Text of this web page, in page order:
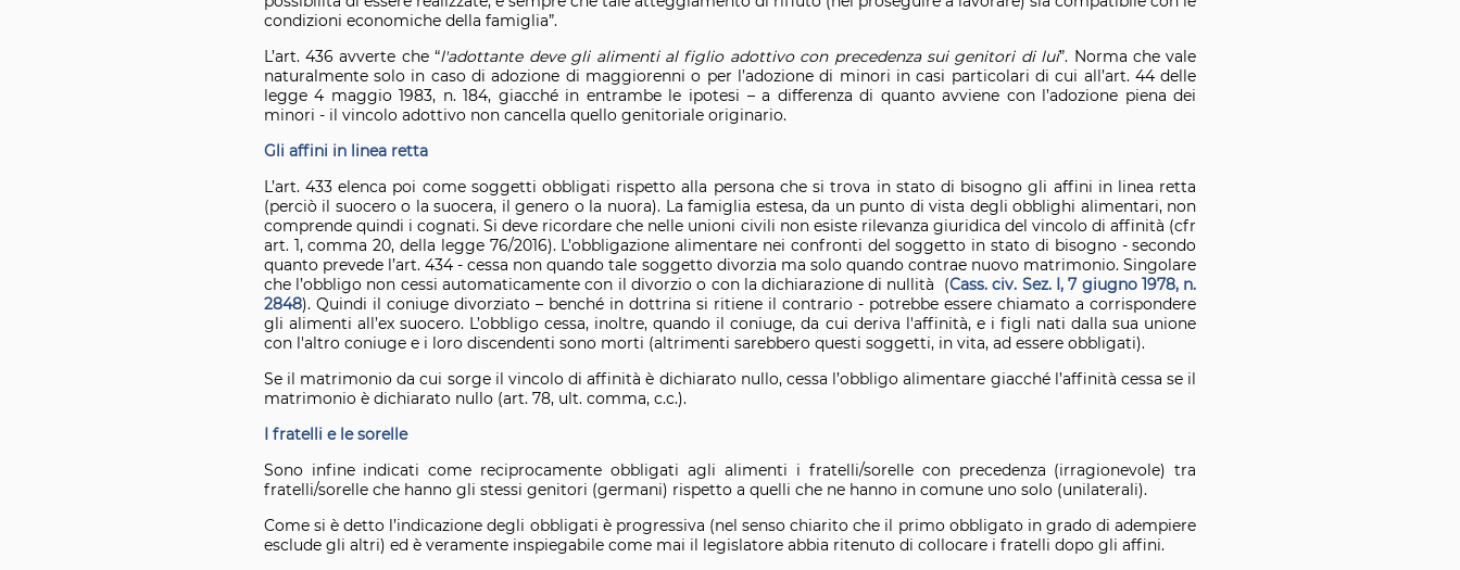
condizioni economiche della famiglia”.
L’art. 436 avverte che “l'adottante deve gli alimenti al figlio adottivo con precedenza sui genitori di lui”. Norma che vale
naturalmente solo in caso di adozione di maggiorenni o per l’adozione di minori in casi particolari di cui all’art. 44 delle
legge 4 maggio 1983, n. 184, giacché in entrambe le ipotesi – a differenza di quanto avviene con l’adozione piena dei
minori - il vincolo adottivo non cancella quello genitoriale originario.
Gli affini in linea retta
L’art. 433 elenca poi come soggetti obbligati rispetto alla persona che si trova in stato di bisogno gli affini in linea retta
(perciò il suocero o la suocera, il genero o la nuora). La famiglia estesa, da un punto di vista degli obblighi alimentari, non
comprende quindi i cognati. Si deve ricordare che nelle unioni civili non esiste rilevanza giuridica del vincolo di affinità (cfr
art. 1, comma 20, della legge 76/2016). L’obbligazione alimentare nei confronti del soggetto in stato di bisogno - secondo
quanto prevede l’art. 434 - cessa non quando tale soggetto divorzia ma solo quando contrae nuovo matrimonio. Singolare
che l’obbligo non cessi automaticamente con il divorzio o con la dichiarazione di nullità (Cass. civ. Sez. I, 7 giugno 1978, n.
2848). Quindi il coniuge divorziato – benché in dottrina si ritiene il contrario - potrebbe essere chiamato a corrispondere
gli alimenti all’ex suocero. L’obbligo cessa, inoltre, quando il coniuge, da cui deriva l'affinità, e i figli nati dalla sua unione
con l'altro coniuge e i loro discendenti sono morti (altrimenti sarebbero questi soggetti, in vita, ad essere obbligati).
Se il matrimonio da cui sorge il vincolo di affinità è dichiarato nullo, cessa l’obbligo alimentare giacché l’affinità cessa se il
matrimonio è dichiarato nullo (art. 78, ult. comma, c.c.).
I fratelli e le sorelle
Sono infine indicati come reciprocamente obbligati agli alimenti i fratelli/sorelle con precedenza (irragionevole) tra
fratelli/sorelle che hanno gli stessi genitori (germani) rispetto a quelli che ne hanno in comune uno solo (unilaterali).
Come si è detto l’indicazione degli obbligati è progressiva (nel senso chiarito che il primo obbligato in grado di adempiere
esclude gli altri) ed è veramente inspiegabile come mai il legislatore abbia ritenuto di collocare i fratelli dopo gli affini.